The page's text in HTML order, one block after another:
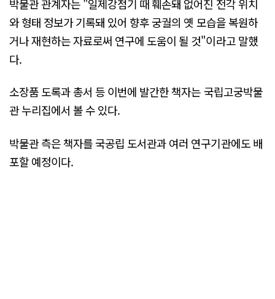
박물관 관계자는 "일제강점기 때 훼손돼 없어진 전각 위치
와 형태 정보가 기록돼 있어 향후 궁궐의 옛 모습을 복원하
거나 재현하는 자료로써 연구에 도움이 될 것"이라고 말했
다.
소장품 도록과 총서 등 이번에 발간한 책자는 국립고궁박물
관 누리집에서 볼 수 있다.
박물관 측은 책자를 국공립 도서관과 여러 연구기관에도 배
포할 예정이다.